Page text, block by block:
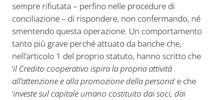
sempre rifiutata – perfino nelle procedure di
conciliazione – di rispondere, non confermando, né
smentendo questa operazione. Un comportamento
tanto più grave perché attuato da banche che,
nell’articolo 1 del proprio statuto, hanno scritto che
‘il Credito cooperativo ispira la propria attività
all’attenzione e alla promozione della persona’ e che
‘investe sul capitale umano costituito dai soci, dai